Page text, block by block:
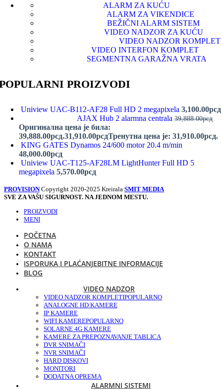
ALARM ZA KUĆU
ALARM ZA VIKENDICE
BEŽIČNI ALARM SISTEM
VIDEO NADZOR ZA KUĆU
VIDEO NADZOR KOMPLET
VIDEO INTERFON KOMPLET
SEGMENTNA GARAŽNA VRATA
PROIZVODI
Uniview UAC-B112-AF28 Full HD 2 megapixela 3,100.00рсд
AJAX Hub 2 alarmna centrala 39,888.00рсд
Оригинална цена је била:
39,888.00рсд.31,910.00рсдТренутна цена је: 31,910.00рсд.
KING GATES Dynamos 24/600 motor 20.4 m/min
48,000.00рсд
Uniview UAC-T125-AF28LM LightHunter Full HD 5
megapixela 5,570.00рсд
PROVISIONCopyright 2020-2025 Kreirala SMIT MEDIA
SVE ZA VAŠU SIGURNOST. NA JEDNOM MESTU.
PROIZVODI
MENI
POČETNA
O NAMA
KONTAKT
ISPORUKA I PLAĆANJEBITNE INFORMACIJE
BLOG
VIDEO NADZOR
VIDEO NADZOR KOMPLETIPOPULARNO
ANALOGNE HD KAMERE
IP KAMERE
WIFI KAMEREPOPULARNO
SOLARNE 4G KAMERE
KAMERE ZA PREPOZNAVANJE TABLICA
DVR SNIMAČI
NVR SNIMAČI
HARD DISKOVI
MONITORI
DODATNA OPREMA
ALARMNI SISTEMI